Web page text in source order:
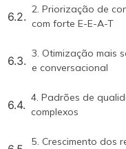
2. Priorização de
com forte E-E-A-T
3. Otimização mais
e conversacional
4. Padrões de
complexos
5. Crescimento dos